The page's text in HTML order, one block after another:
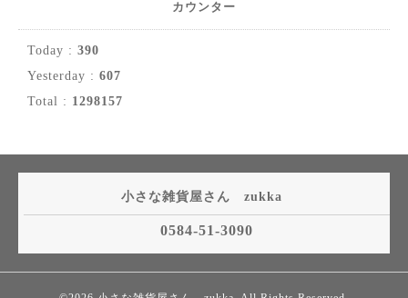
カウンター
Today : 390
Yesterday : 607
Total : 1298157
小さな雑貨屋さん zukka
0584-51-3090